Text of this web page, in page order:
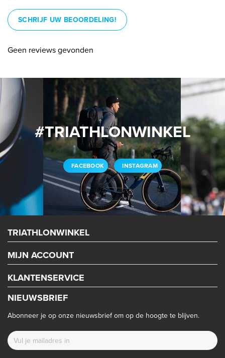
SCHRIJF UW BEOORDELING!
Geen reviews gevonden
#TRIATHLONWINKEL
FACEBOOK INSTAGRAM
TRIATHLONWINKEL
MIJN ACCOUNT
KLANTENSERVICE
NIEUWSBRIEF
Abonneer je op onze nieuwsbrief om op de hoogte te blijven.